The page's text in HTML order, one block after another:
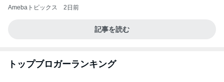
Amebaトピックス 2日前
記事を読む
トップブロガーランキング